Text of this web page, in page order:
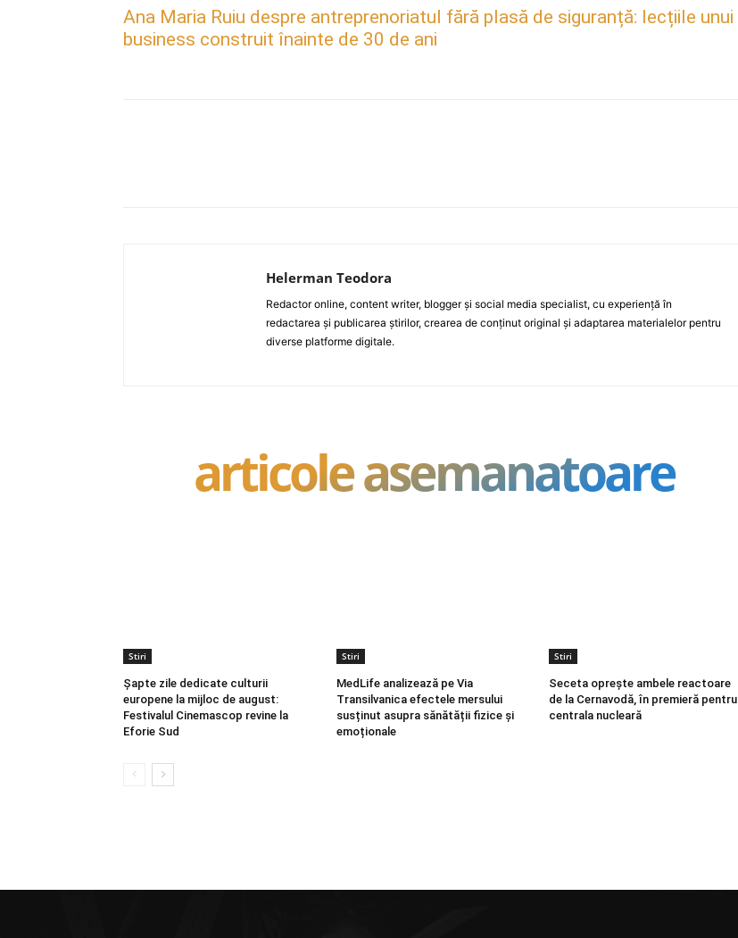
Ana Maria Ruiu despre antreprenoriatul fără plasă de siguranță: lecțiile unui
business construit înainte de 30 de ani
Helerman Teodora
Redactor online, content writer, blogger și social media specialist, cu experiență în
redactarea și publicarea știrilor, crearea de conținut original și adaptarea materialelor pentru
diverse platforme digitale.
articole asemanatoare
Stiri
Șapte zile dedicate culturii
europene la mijloc de august:
Festivalul Cinemascop revine la
Eforie Sud
Stiri
MedLife analizează pe Via
Transilvanica efectele mersului
susținut asupra sănătății fizice și
emoționale
Stiri
Seceta oprește ambele reactoare
de la Cernavodă, în premieră pentru
centrala nucleară